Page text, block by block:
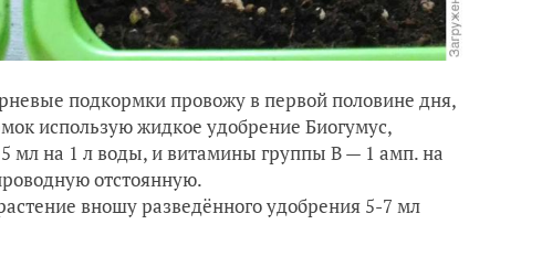
подкормки провожу в первой половине дня,
использую жидкое удобрение Биогумус,
мл на 1 л воды, и витамины группы В — 1 амп. на
отстоянную.
вношу разведённого удобрения 5-7 мл